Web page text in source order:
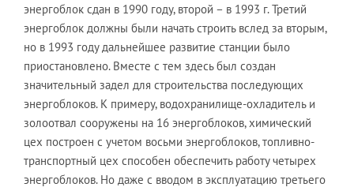
энергоблок сдан в 1990 году, второй – в 1993 г. Третий
энергоблок должны были начать строить вслед за вторым,
но в 1993 году дальнейшее развитие станции было
приостановлено. Вместе с тем здесь был создан
значительный задел для строительства последующих
энергоблоков. К примеру, водохранилище-охладитель и
золоотвал сооружены на 16 энергоблоков, химический
цех построен с учетом восьми энергоблоков, топливно-
транспортный цех способен обеспечить работу четырех
энергоблоков. Но даже с вводом в эксплуатацию третьего